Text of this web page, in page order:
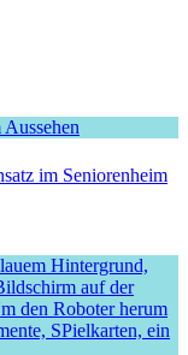
im Seniorenheim